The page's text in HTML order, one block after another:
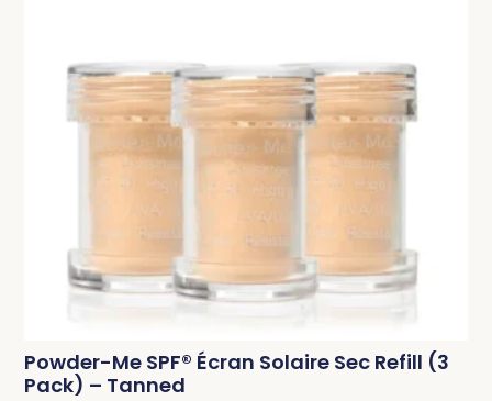
Powder-Me SPF® Écran Solaire Sec Refill (3
Pack) – Tanned